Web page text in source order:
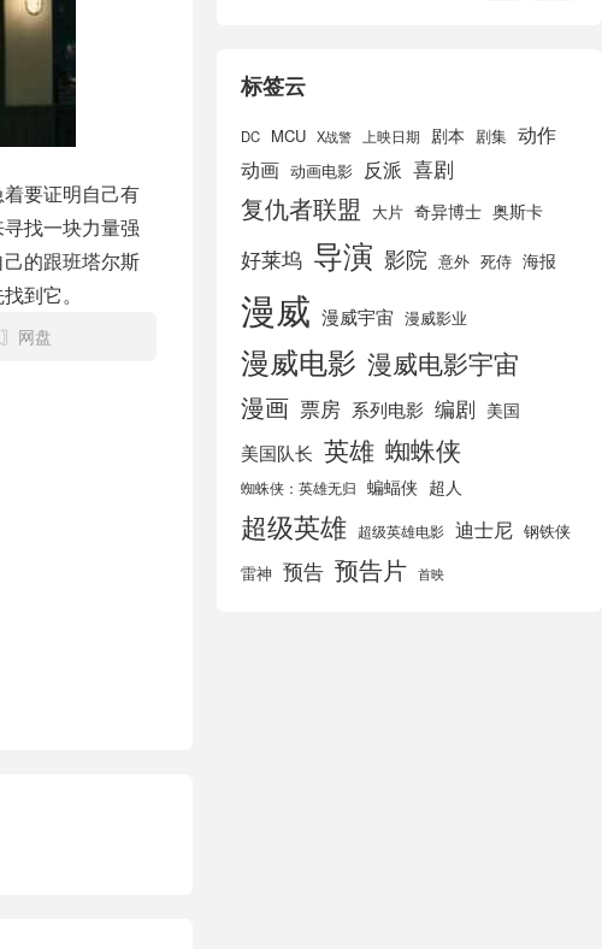
要证明自己有
找一块力量强
的跟班塔尔斯
到它。
网盘
标签云
DC MCU X战警 上映日期 剧本 剧集 动作
动画 动画电影 反派 喜剧
复仇者联盟 大片 奇异博士 奥斯卡
好莱坞 导演 影院 意外 死侍 海报
漫威 漫威宇宙 漫威影业
漫威电影 漫威电影宇宙
漫画 票房 系列电影 编剧 美国
美国队长 英雄 蜘蛛侠
蜘蛛侠：英雄无归 蝙蝠侠 超人
超级英雄 超级英雄电影 迪士尼 钢铁侠
雷神 预告 预告片 首映